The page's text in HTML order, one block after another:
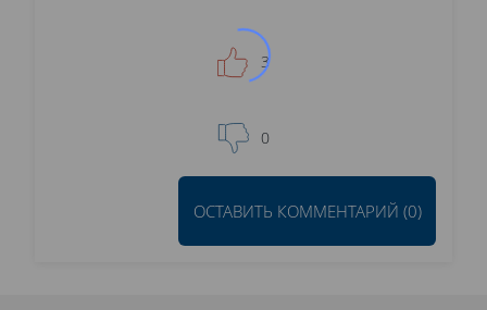
3
0
ОСТАВИТЬ КОММЕНТАРИЙ (0)